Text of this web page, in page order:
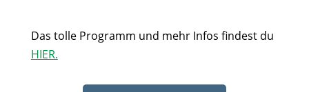
Das tolle Programm und mehr Infos findest du
HIER.